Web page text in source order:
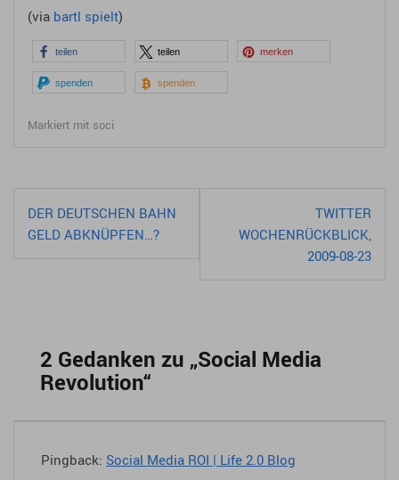
(via bartl spielt)
teilen teilen merken
spenden spenden
Markiert mit soci
Beitragsnavigation
DER DEUTSCHEN BAHN
GELD ABKNÜPFEN…?
TWITTER
WOCHENRÜCKBLICK,
2009-08-23
2 Gedanken zu „Social Media
Revolution“
Pingback: Social Media ROI | Life 2.0 Blog